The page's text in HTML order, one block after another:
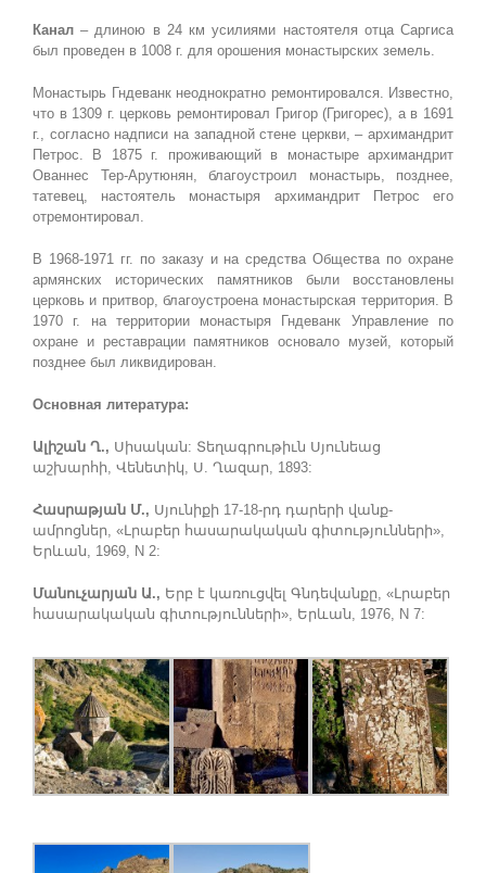
Канал– длиною в 24 км усилиями настоятеля отца Саргиса
был проведен в 1008 г. для орошения монастырских земель.
Монастырь Гндеванк неоднократно ремонтировался. Известно,
что в 1309 г. церковь ремонтировал Григор (Григорес), а в 1691
г., согласно надписи на западной стене церкви, – архимандрит
Петрос. В 1875 г. проживающий в монастыре архимандрит
Ованнес Тер-Арутюнян, благоустроил монастырь, позднее,
татевец, настоятель монастыря архимандрит Петрос его
отремонтировал.
В 1968-1971 гг. по заказу и на средства Общества по охране
армянских исторических памятников были восстановлены
церковь и притвор, благоустроена монастырская территория. В
1970 г. на территории монастыря Гндеванк Управление по
охране и реставрации памятников основало музей, который
позднее был ликвидирован.
Основная литература:
Ալիշան Ղ., Սիսական: Տեղագրութիւն Սյունեաց
աշխարհի, Վենետիկ, Ս. Ղազար, 1893:
Հասրաթյան Մ., Սյունիքի 17-18-րդ դարերի վանք-
ամրոցներ, «Լրաբեր հասարակական գիտությունների»,
Երևան, 1969, N 2:
Մանուչարյան Ա., Երբ է կառուցվել Գնդեվանքը, «Լրաբեր
հասարակական գիտությունների», Երևան, 1976, N 7: